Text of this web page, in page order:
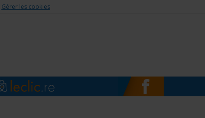
Gérer les cookies